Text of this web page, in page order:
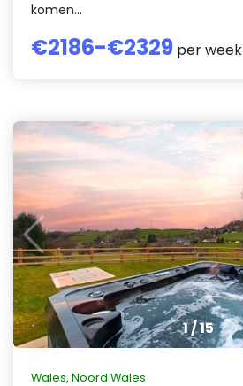
komen...
€2186-€2329 per week
1/15
Wales, Noord Wales